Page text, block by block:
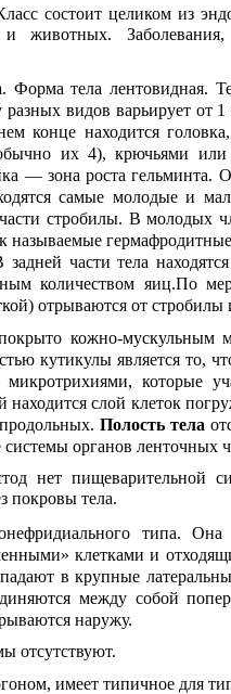
состоит целиком из
животных.
. Форма тела лентовидная.
видов варьирует от
конце находится
их 4), крючьями
— зона роста гельминта.
самые молодые и
стробилы. В молодых
называемые
части тела
количеством яиц.По
отрываются от
кожно-
кутикулы является то,
которые
слой клеток
Полость тела
органов ленточных
нет пищеварительной
покровы тела.
типа. Она
клетками и
в крупные
между собой
наружу.
отсутствуют.
имеет типичное для